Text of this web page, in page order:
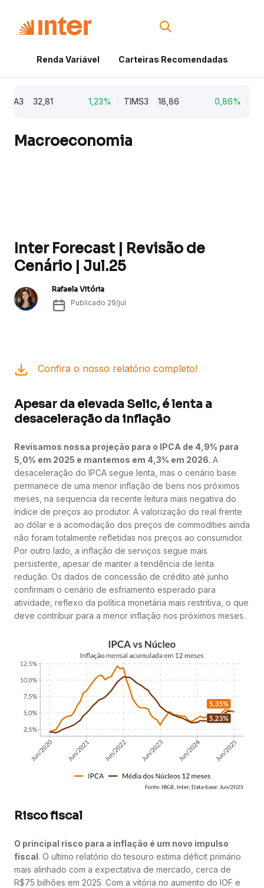
Renda Variável Carteiras Recomendadas
32,81 1,23% TIMS3 18,86 0,86% CYRE3
Macroeconomia
Inter Forecast | Revisão de
Cenário | Jul.25
Rafaela Vitória
Publicado 29/jul
Confira o nosso relatório completo!
Apesar da elevada Selic, é lenta a
desaceleração da inflação
Revisamos nossa projeção para o IPCA de 4,9% para
5,0% em 2025 e mantemos em 4,3% em 2026. A
desaceleração do IPCA segue lenta, mas o cenário base
permanece de uma menor inflação de bens nos próximos
meses, na sequencia da recente leitura mais negativa do
índice de preços ao produtor. A valorização do real frente
ao dólar e a acomodação dos preços de commodities ainda
não foram totalmente refletidas nos preços ao consumidor.
Por outro lado, a inflação de serviços segue mais
persistente, apesar de manter a tendência de lenta
redução. Os dados de concessão de crédito até junho
confirmam o cenário de esfriamento esperado para
atividade, reflexo da política monetária mais restritiva, o que
deve contribuir para a menor inflação nos próximos meses.
Risco fiscal
O principal risco para a inflação é um novo impulso
fiscal. O ultimo relatório do tesouro estima déficit primário
mais alinhado com a expectativa de mercado, cerca de
R$75 bilhões em 2025. Com a vitória no aumento do IOF e